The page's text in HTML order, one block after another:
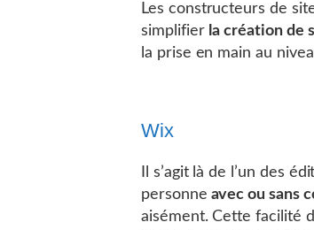
Les constructeurs de
simplifier la création de
la prise en main au
Wix
Il s’agit là de l’un des
personne avec ou sans
aisément. Cette facilité